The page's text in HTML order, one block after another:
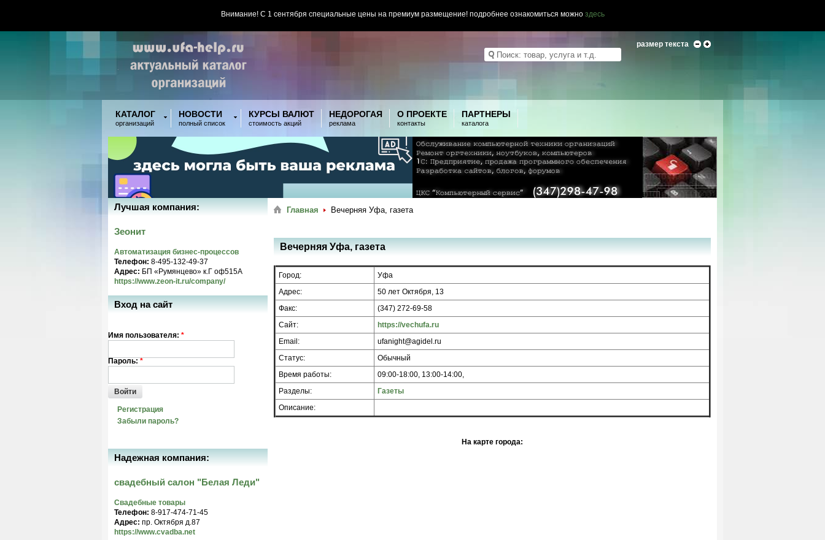
Внимание! С 1 сентября специальные цены на премиум размещение! подробнее ознакомиться можно здесь
размер текста
КАТАЛОГ
организаций
НОВОСТИ
полный список
КУРСЫ ВАЛЮТ
стоимость акций
НЕДОРОГАЯ
реклама
О ПРОЕКТЕ
контакты
ПАРТНЕРЫ
каталога
Главная Вечерняя Уфа, газета
Вечерняя Уфа, газета
Город:
Уфа
Адрес:
50 лет Октября, 13
Факс:
(347) 272-69-58
Сайт:
https://vechufa.ru
Email:
ufanight@agidel.ru
Статус:
Обычный
Время работы:
09:00-18:00, 13:00-14:00,
Разделы:
Газеты
Описание:
На карте города:
Лучшая компания:
Зеонит
Автоматизация бизнес-процессов
Телефон: 8-495-132-49-37
Адрес: БП «Румянцево» к.Г оф515A
https://www.zeon-it.ru/company/
Вход на сайт
Имя пользователя: *
Пароль: *
Войти
Регистрация
Забыли пароль?
Надежная компания:
свадебный салон "Белая Леди"
Свадебные товары
Телефон: 8-917-474-71-45
Адрес: пр. Октября д.87
https://www.cvadba.net